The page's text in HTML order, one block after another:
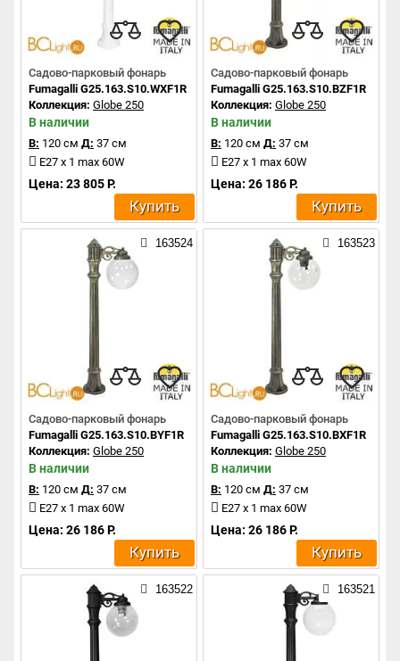
Садово-парковый фонарь
Fumagalli G25.163.S10.WXF1R
Коллекция: Globe 250
В наличии
В: 120 см Д: 37 см
E27 x 1 max 60W
Цена: 23 805 Р.
Купить
Садово-парковый фонарь
Fumagalli G25.163.S10.BZF1R
Коллекция: Globe 250
В наличии
В: 120 см Д: 37 см
E27 x 1 max 60W
Цена: 26 186 Р.
Купить
163524
Садово-парковый фонарь
Fumagalli G25.163.S10.BYF1R
Коллекция: Globe 250
В наличии
В: 120 см Д: 37 см
E27 x 1 max 60W
Цена: 26 186 Р.
Купить
163523
Садово-парковый фонарь
Fumagalli G25.163.S10.BXF1R
Коллекция: Globe 250
В наличии
В: 120 см Д: 37 см
E27 x 1 max 60W
Цена: 26 186 Р.
Купить
163522 163521